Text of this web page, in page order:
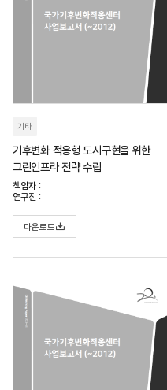
기타
기후변화 적응형 도시구현을 위한
그린인프라 전략 수립
책임자 :
연구진 :
다운로드